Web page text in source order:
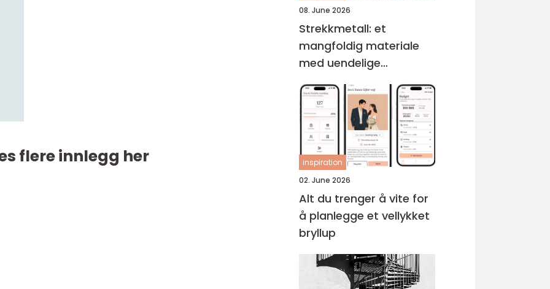
flere innlegg her
08. June 2026
Strekkmetall: et
mangfoldig materiale
med uendelige
muligheter
inspiration
02. June 2026
Alt du trenger å vite for
å planlegge et vellykket
bryllup